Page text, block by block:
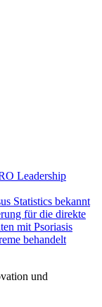
Leadership
Statistics bekannt
für die direkte
mit Psoriasis
behandelt
und